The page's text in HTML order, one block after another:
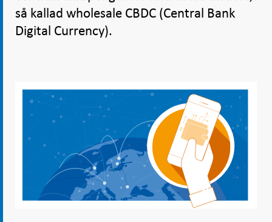
så kallad wholesale CBDC (Central Bank
Digital Currency).